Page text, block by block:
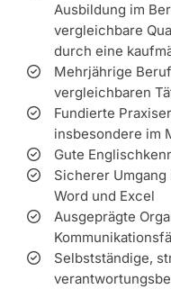
Ausbildung im
vergleichbare
durch eine
Mehrjährige
vergleichbaren
Fundierte
insbesondere im
Gute
Sicherer
Word und Excel
Ausgeprägte
Selbstständige,